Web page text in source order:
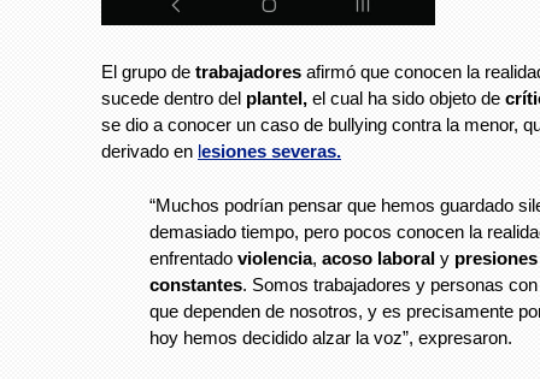
El grupo de trabajadores afirmó que conocen la
sucede dentro del plantel, el cual ha sido objeto de
se dio a conocer un caso de bullying contra la menor,
derivado en lesiones severas.
“Muchos podrían pensar que hemos guardado
demasiado tiempo, pero pocos conocen la
enfrentado violencia, acoso laboral y presiones
constantes. Somos trabajadores y personas
que dependen de nosotros, y es precisamente
hoy hemos decidido alzar la voz”, expresaron.